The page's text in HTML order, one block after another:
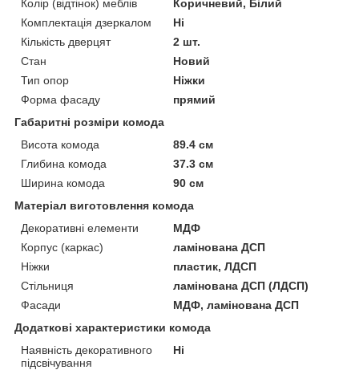
Колір (відтінок) меблів
Коричневий, Білий
Комплектація дзеркалом
Ні
Кількість дверцят
2 шт.
Стан
Новий
Тип опор
Ніжки
Форма фасаду
прямий
Габаритні розміри комода
Висота комода
89.4 см
Глибина комода
37.3 см
Ширина комода
90 см
Матеріал виготовлення комода
Декоративні елементи
МДФ
Корпус (каркас)
ламінована ДСП
Ніжки
пластик, ЛДСП
Стільниця
ламінована ДСП (ЛДСП)
Фасади
МДФ, ламінована ДСП
Додаткові характеристики комода
Наявність декоративного
підсвічування
Ні